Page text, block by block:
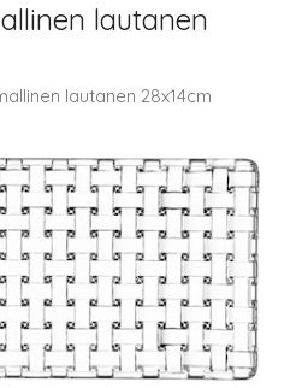
lautanen
lautanen 28x14cm